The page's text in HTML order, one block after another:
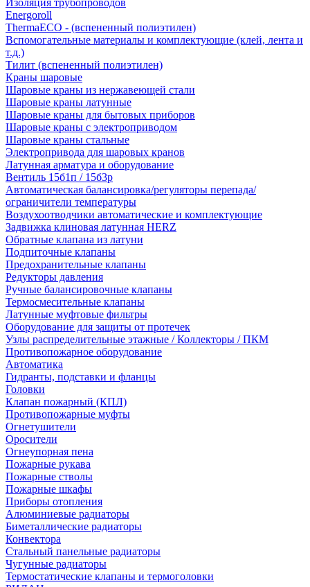
Изоляция трубопроводов
Energoroll
ThermaECO - (вспененный полиэтилен)
Вспомогательные материалы и комплектующие (клей, лента и
т.д.)
Тилит (вспененный полиэтилен)
Краны шаровые
Шаровые краны из нержавеющей стали
Шаровые краны латунные
Шаровые краны для бытовых приборов
Шаровые краны с электроприводом
Шаровые краны стальные
Электропривода для шаровых кранов
Латунная арматура и оборудование
Вентиль 15б1п / 15б3р
Автоматическая балансировка/регуляторы перепада/
ограничители температуры
Воздухоотводчики автоматические и комплектующие
Задвижка клиновая латунная HERZ
Обратные клапана из латуни
Подпиточные клапаны
Предохранительные клапаны
Редукторы давления
Ручные балансировочные клапаны
Термосмесительные клапаны
Латунные муфтовые фильтры
Оборудование для защиты от протечек
Узлы распределительные этажные / Коллекторы / ПКМ
Противопожарное оборудование
Автоматика
Гидранты, подставки и фланцы
Головки
Клапан пожарный (КПЛ)
Противопожарные муфты
Огнетушители
Оросители
Огнеупорная пена
Пожарные рукава
Пожарные стволы
Пожарные шкафы
Приборы отопления
Алюминиевые радиаторы
Биметаллические радиаторы
Конвектора
Стальный панельные радиаторы
Чугунные радиаторы
Термостатические клапаны и термоголовки